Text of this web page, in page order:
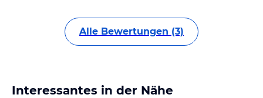
Alle Bewertungen (3)
Interessantes in der Nähe